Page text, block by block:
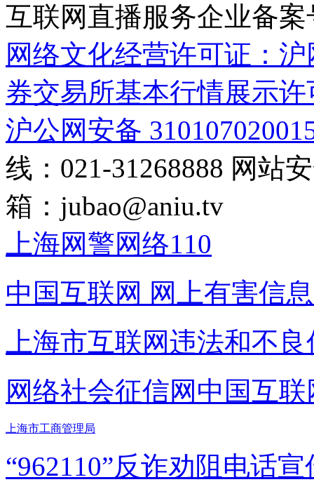
互联网直播服务企业备案
网络文化经营许可证：
券交易所基本行情展示许
沪公网安备
线：021-31268888 网站
箱： jubao@aniu.tv
上海网警网络110
中国互联网 网上有害信
上海市互联网违法和不
网络社会征信网 中国互
上海市工商管理局
“962110”反诈劝阻电话宣